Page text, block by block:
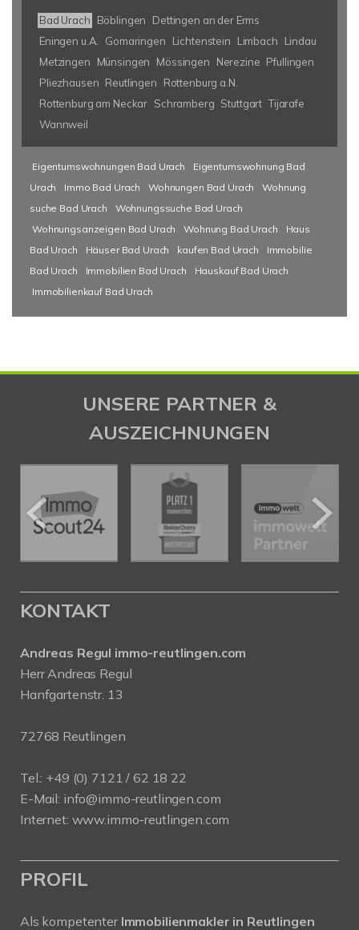
Bad Urach Böblingen
Dettingen an der Erms
Eningen u.A.
Gomaringen Lichtenstein Limbach
Lindau
Metzingen
Münsingen Mössingen Nerezine Pfullingen
Pliezhausen Reutlingen
Rottenburg a.N.
Rottenburg am Neckar Schramberg Stuttgart Tijarafe
Wannweil
Eigentumswohnungen Bad Urach
Eigentumswohnung Bad
Urach
Immo Bad Urach Wohnungen Bad Urach
Wohnung
suche Bad Urach
Wohnungssuche Bad Urach
Wohnungsanzeigen Bad Urach
Wohnung Bad Urach
Haus
Bad Urach
Häuser Bad Urach kaufen Bad Urach
Immobilie
Bad Urach
Immobilien Bad Urach
Hauskauf Bad Urach
Immobilienkauf Bad Urach
UNSERE PARTNER &
AUSZEICHNUNGEN
KONTAKT
Andreas Regul immo-reutlingen.com
Herr Andreas Regul
Hanfgartenstr. 13
72768 Reutlingen
Tel.: +49 (0) 7121 / 62 18 22
E-Mail: info@immo-reutlingen.com
Internet: www.immo-reutlingen.com
PROFIL
Als kompetenter Immobilienmakler in Reutlingen